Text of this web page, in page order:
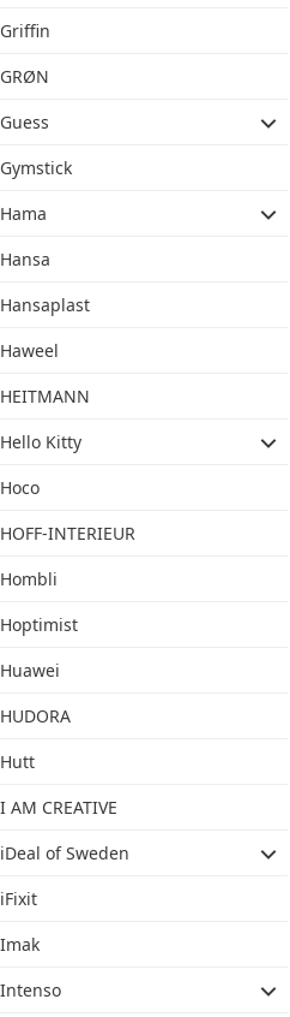
Griffin
GRØN
Guess
Gymstick
Hama
Hansa
Hansaplast
Haweel
HEITMANN
Hello Kitty
Hoco
HOFF-INTERIEUR
Hombli
Hoptimist
Huawei
HUDORA
Hutt
I AM CREATIVE
iDeal of Sweden
iFixit
Imak
Intenso